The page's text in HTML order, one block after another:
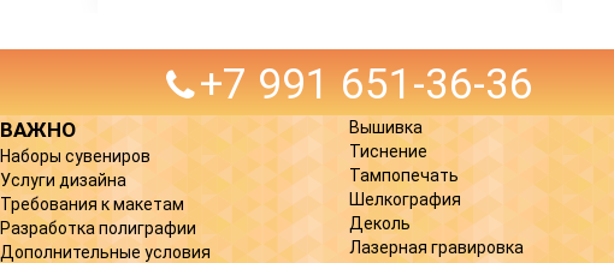
+7 991 651-36-36
ВАЖНО
Наборы сувениров
Услуги дизайна
Требования к макетам
Разработка полиграфии
Дополнительные условия
Вышивка
Тиснение
Тампопечать
Шелкография
Деколь
Лазерная гравировка